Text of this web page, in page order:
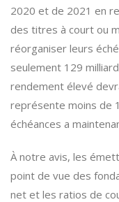
2020 et de 2021 en
des titres à court ou
réorganiser leurs
seulement 129
rendement élevé
représente moins de
échéances a
À notre avis, les
point de vue des
net et les ratios de